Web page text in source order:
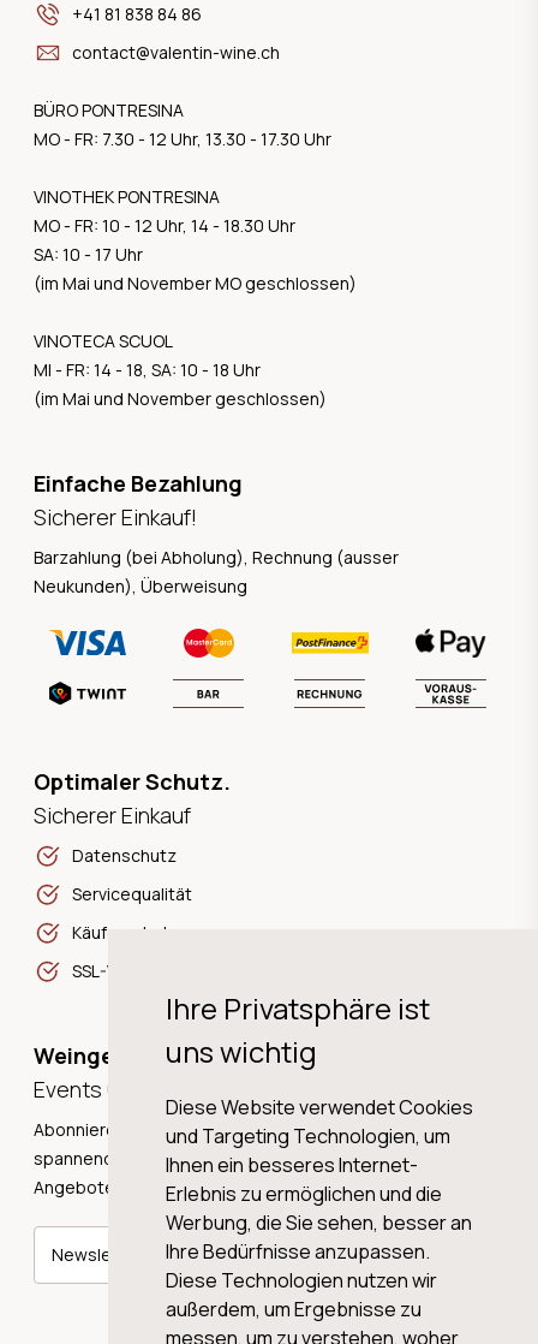
Ihre Privatsphäre ist
uns wichtig
Diese Website verwendet Cookies
und Targeting Technologien, um
Ihnen ein besseres Internet-
Erlebnis zu ermöglichen und die
Werbung, die Sie sehen, besser an
Ihre Bedürfnisse anzupassen.
Diese Technologien nutzen wir
außerdem, um Ergebnisse zu
messen, um zu verstehen, woher
+41 81 838 84 86
contact@valentin-wine.ch
BÜRO PONTRESINA
MO - FR: 7.30 - 12 Uhr, 13.30 - 17.30 Uhr
VINOTHEK PONTRESINA
MO - FR: 10 - 12 Uhr, 14 - 18.30 Uhr
SA: 10 - 17 Uhr
(im Mai und November MO geschlossen)
VINOTECA SCUOL
MI - FR: 14 - 18, SA: 10 - 18 Uhr
(im Mai und November geschlossen)
Einfache Bezahlung
Sicherer Einkauf!
Barzahlung (bei Abholung), Rechnung (ausser
Neukunden), Überweisung
Optimaler Schutz.
Sicherer Einkauf
Datenschutz
Servicequalität
Käuferschutz
SSL-Verschlüsselung
Weingeschichten,
Events und Neuigkeiten!
Abonnieren Sie unseren Newsletter und erhalten Sie
spannende Weingeschichten, Neuigkeiten und tolle
Angebote direkt in Ihre Mailbox.
Newsletter abonnieren